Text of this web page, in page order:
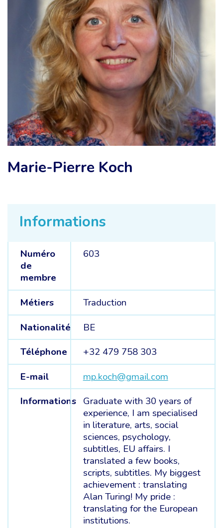
Informations
Numéro
de
membre
603
Métiers
Traduction
Nationalité
BE
Téléphone
+32 479 758 303
E-mail
mp.koch@gmail.com
Informations Graduate with 30 years of
experience, I am specialised
in literature, arts, social
sciences, psychology,
subtitles, EU affairs. I
translated a few books,
scripts, subtitles. My biggest
achievement : translating
Alan Turing! My pride :
translating for the European
institutions.
Marie-Pierre Koch